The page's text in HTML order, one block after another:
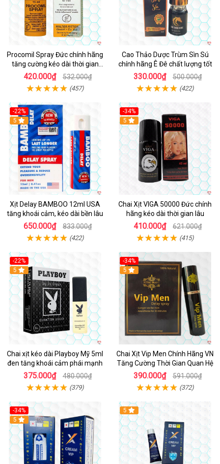
Procomil Spray Đức chính hãng
tăng cường kéo dài thời gian
hiệu quả
420.000₫ 532.000₫
(457)
Cao Thảo Dược Trùm Sìn Sú
chính hãng Ê Đê chất lượng tốt
330.000₫ 500.000₫
(422)
-22%
5
Xịt Delay BAMBOO 12ml USA
tăng khoái cảm, kéo dài bền lâu
650.000₫ 833.000₫
(422)
-34%
5
Chai Xịt VIGA 50000 Đức chính
hãng kéo dài thời gian lâu
410.000₫ 621.000₫
(415)
-22%
5
Chai xịt kéo dài Playboy Mỹ 5ml
đen tăng khoái cảm phái mạnh
375.000₫ 480.000₫
(379)
-34%
5
Chai Xịt Vip Men Chính Hãng VN
Tăng Cường Thời Gian Quan Hệ
390.000₫ 591.000₫
(372)
-34%
5
5